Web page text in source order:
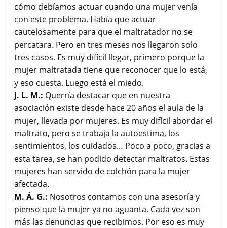
cómo debíamos actuar cuando una mujer venía
con este problema. Había que actuar
cautelosamente para que el maltratador no se
percatara. Pero en tres meses nos llegaron solo
tres casos. Es muy difícil llegar, primero porque la
mujer maltratada tiene que reconocer que lo está,
y eso cuesta. Luego está el miedo.
J. L. M.: Querría destacar que en nuestra
asociación existe desde hace 20 años el aula de la
mujer, llevada por mujeres. Es muy difícil abordar el
maltrato, pero se trabaja la autoestima, los
sentimientos, los cuidados… Poco a poco, gracias a
esta tarea, se han podido detectar maltratos. Estas
mujeres han servido de colchón para la mujer
afectada.
M. Á. G.: Nosotros contamos con una asesoría y
pienso que la mujer ya no aguanta. Cada vez son
más las denuncias que recibimos. Por eso es muy